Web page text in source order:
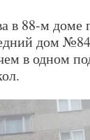
в 88-м доме
дом
в одном